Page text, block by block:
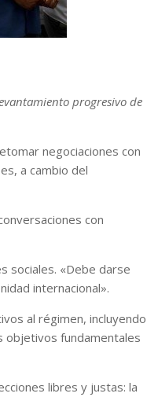
progresivo de
negociaciones con
a cambio del
con
sociales. «Debe darse
internacional».
al régimen, incluyendo
objetivos fundamentales
libres y justas: la